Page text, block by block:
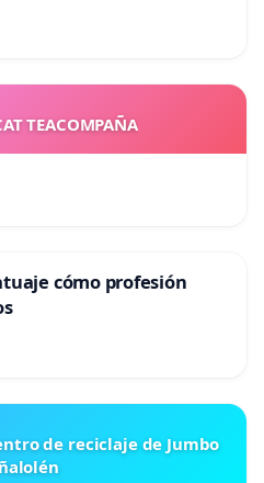
TEACOMPAÑA
cómo profesión
de reciclaje de Jumbo